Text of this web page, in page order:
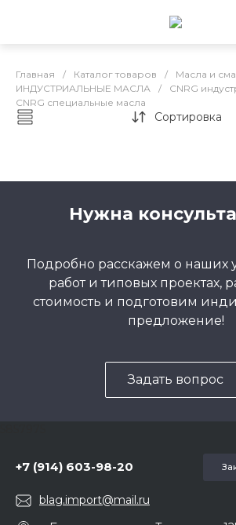
Главная / Каталог товаров / Масла и
ИНДУСТРИАЛЬНЫЕ МАСЛА
/ CNRG
CNRG специальные масла
CNRG специальные
Сортировка
Нужна
Подробно расскажем о наших
работ и типовых проектах,
стоимость и подготовим
предложение!
Задать вопрос
+7 (914) 603-98-20
blag.import@mail.ru